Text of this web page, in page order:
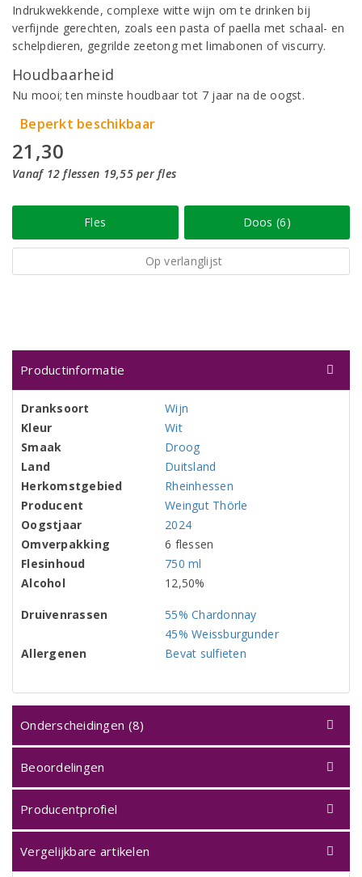
Indrukwekkende, complexe witte wijn om te drinken bij
verfijnde gerechten, zoals een pasta of paella met schaal- en
schelpdieren, gegrilde zeetong met limabonen of viscurry.
Houdbaarheid
Nu mooi; ten minste houdbaar tot 7 jaar na de oogst.
Beperkt beschikbaar
21,30
Vanaf 12 flessen 19,55 per fles
Fles Doos (6)
Op verlanglijst
Productinformatie
Dranksoort
Wijn
Kleur
Wit
Smaak
Droog
Land
Duitsland
Herkomstgebied
Rheinhessen
Producent
Weingut Thörle
Oogstjaar
2024
Omverpakking
6 flessen
Flesinhoud
750 ml
Alcohol
12,50%
Druivenrassen
55% Chardonnay
45% Weissburgunder
Allergenen
Bevat sulfieten
Onderscheidingen (8)
Beoordelingen
Producentprofiel
Vergelijkbare artikelen